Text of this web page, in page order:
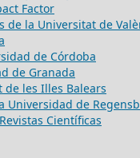
Factor
de la Universitat de
de Córdoba
de Granada
les Illes Balears
la Universidad de
Científicas